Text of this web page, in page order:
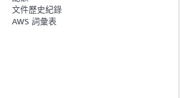
文件歷史紀錄
AWS 詞彙表